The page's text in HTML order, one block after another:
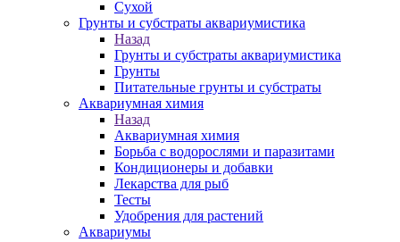
Сухой
Грунты и субстраты аквариумистика
Назад
Грунты и субстраты аквариумистика
Грунты
Питательные грунты и субстраты
Аквариумная химия
Назад
Аквариумная химия
Борьба с водорослями и паразитами
Кондиционеры и добавки
Лекарства для рыб
Тесты
Удобрения для растений
Аквариумы